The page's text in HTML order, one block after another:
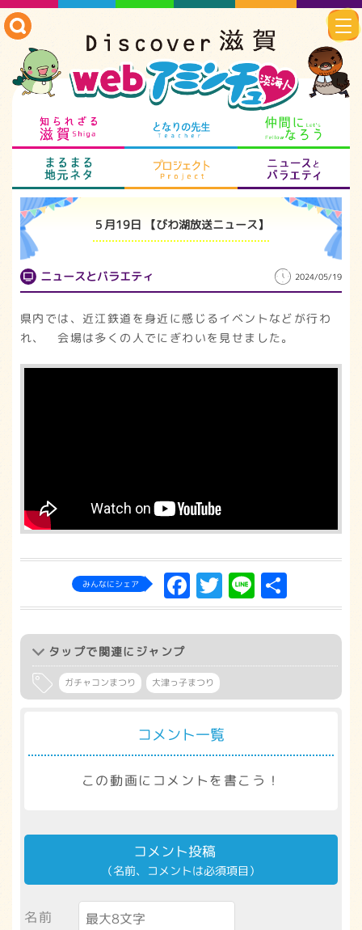
知られざる滋賀 となりの先生
まるまる地元ネタ プロジェクト
５月19日 【びわ湖放送ニュース】
ニュースとバラエティ 2024/05/19
県内では、近江鉄道を身近に感じるイベントなどが行わ
れ、 会場は多くの人でにぎわいを見せました。
みんなにシェア Facebook
Twitter
Line
有
タップで関連にジャンプ
ガチャコンまつり 大津っ子まつり
コメント一覧
この動画にコメントを書こう！
コメント投稿
（名前、コメントは必須項目）
名前